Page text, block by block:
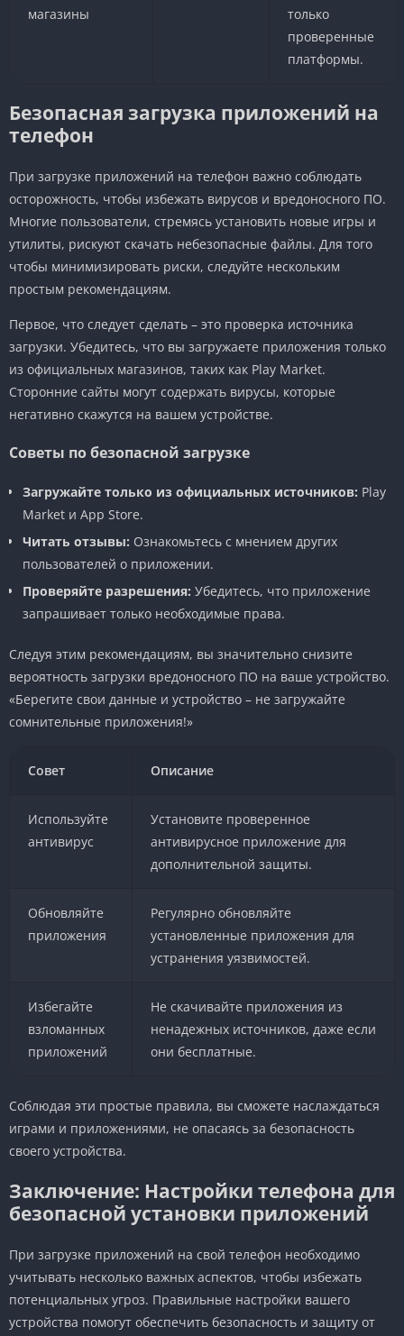
магазины
только
проверенные
платформы.
Безопасная загрузка приложений на
телефон
При загрузке приложений на телефон важно соблюдать
осторожность, чтобы избежать вирусов и вредоносного ПО.
Многие пользователи, стремясь установить новые игры и
утилиты, рискуют скачать небезопасные файлы. Для того
чтобы минимизировать риски, следуйте нескольким
простым рекомендациям.
Первое, что следует сделать – это проверка источника
загрузки. Убедитесь, что вы загружаете приложения только
из официальных магазинов, таких как Play Market.
Сторонние сайты могут содержать вирусы, которые
негативно скажутся на вашем устройстве.
Советы по безопасной загрузке
Загружайте только из официальных источников: Play
Market и App Store.
Читать отзывы: Ознакомьтесь с мнением других
пользователей о приложении.
Проверяйте разрешения: Убедитесь, что приложение
запрашивает только необходимые права.
Следуя этим рекомендациям, вы значительно снизите
вероятность загрузки вредоносного ПО на ваше устройство.
«Берегите свои данные и устройство – не загружайте
сомнительные приложения!»
Совет Описание
Используйте
антивирус
Установите проверенное
антивирусное приложение для
дополнительной защиты.
Обновляйте
приложения
Регулярно обновляйте
установленные приложения для
устранения уязвимостей.
Избегайте
взломанных
приложений
Не скачивайте приложения из
ненадежных источников, даже если
они бесплатные.
Соблюдая эти простые правила, вы сможете наслаждаться
играми и приложениями, не опасаясь за безопасность
своего устройства.
Заключение: Настройки телефона для
безопасной установки приложений
При загрузке приложений на свой телефон необходимо
учитывать несколько важных аспектов, чтобы избежать
потенциальных угроз. Правильные настройки вашего
устройства помогут обеспечить безопасность и защиту от